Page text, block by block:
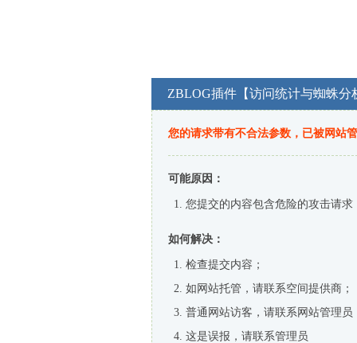
ZBLOG插件【访问统计与蜘蛛分
您的请求带有不合法参数，已被网站
可能原因：
您提交的内容包含危险的攻击请求
如何解决：
检查提交内容；
如网站托管，请联系空间提供商；
普通网站访客，请联系网站管理员
这是误报，请联系管理员